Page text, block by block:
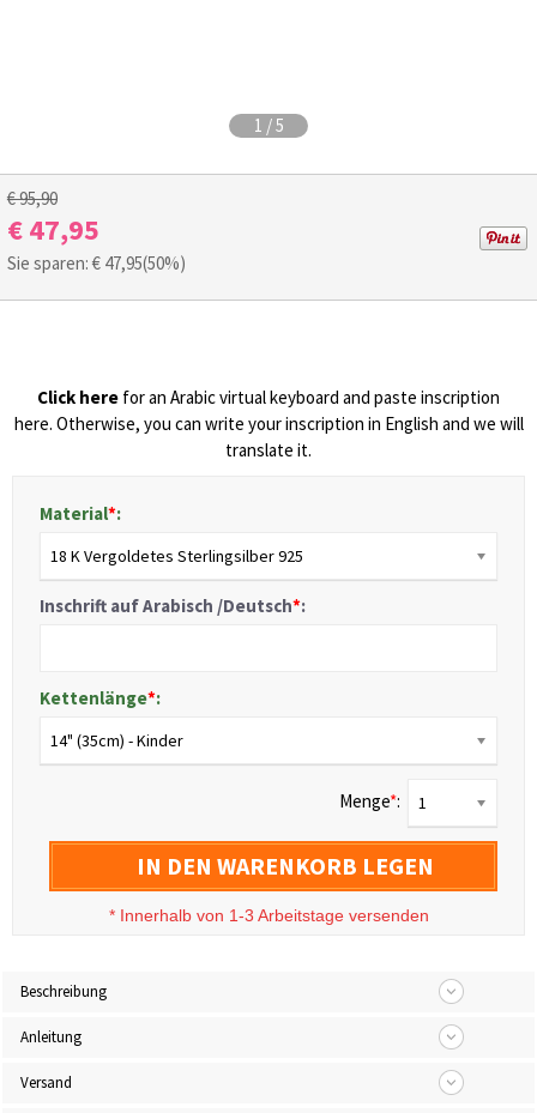
1 /5
€ 95,90
€ 47,95
Sie sparen: € 47,95(50%)
Click here for an Arabic virtual keyboard and paste inscription
here. Otherwise, you can write your inscription in English and we will
translate it.
Material*:
18 K Vergoldetes Sterlingsilber 925
Inschrift auf Arabisch /Deutsch*:
Kettenlänge*:
14" (35cm) - Kinder
Menge*: 1
IN DEN WARENKORB LEGEN
* Innerhalb von 1-3 Arbeitstage versenden
Beschreibung
Anleitung
Versand